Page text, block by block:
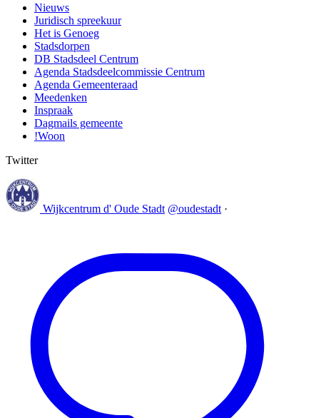
Nieuws
Juridisch spreekuur
Het is Genoeg
Stadsdorpen
DB Stadsdeel Centrum
Agenda Stadsdeelcommissie Centrum
Agenda Gemeenteraad
Meedenken
Inspraak
Dagmails gemeente
!Woon
Twitter
Wijkcentrum d' Oude Stadt @oudestadt ·